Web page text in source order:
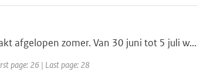
afgelopen zomer. Van 30 juni tot 5 juli w...
page: 26 | Last page: 28